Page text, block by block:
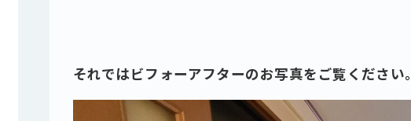
それではビフォーアフターのお写真をご覧ください。